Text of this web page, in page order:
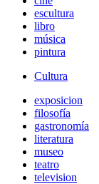
escultura
libro
música
pintura
Cultura
exposicion
filosofía
gastronomía
literatura
museo
teatro
television